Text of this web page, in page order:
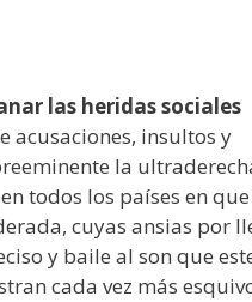
las heridas sociales
acusaciones, insultos y
la
todos los países en que
cuyas ansias por
y baile al son que
cada vez más